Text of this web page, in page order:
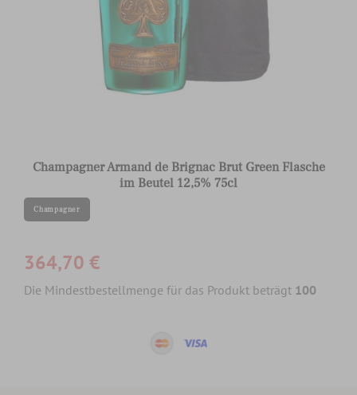
Champagner Armand de Brignac Brut Green Flasche
im Beutel 12,5% 75cl
Champagner
364,70 €
Die Mindestbestellmenge für das Produkt beträgt 100